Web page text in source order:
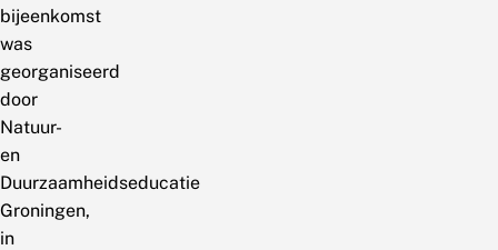
bijeenkomst
was
georganiseerd
door
Natuur-
en
Duurzaamheidseducatie
Groningen,
in